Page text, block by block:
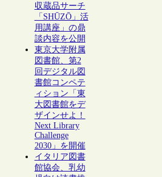
収蔵品サーチ
「SHŪZŌ」活
用講座」の鼎
談内容を公開
東京大学附属
図書館、第2
回デジタル図
書館コンペテ
ィション「東
大図書館をデ
ザインせよ！
Next Library
Challenge
2030」を開催
イタリア図書
館協会、乳幼